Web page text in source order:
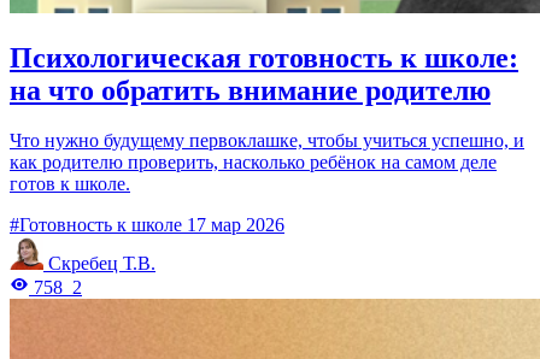
Психологическая готовность к школе:
на что обратить внимание родителю
Что нужно будущему первоклашке, чтобы учиться успешно, и
как родителю проверить, насколько ребёнок на самом деле
готов к школе.
#Готовность к школе 17 мар 2026
Скребец Т.В.
758 2